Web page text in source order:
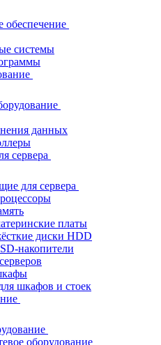
обеспечение
системы
данных
сервера
для сервера
платы
диски HDD
накопители
шкафов и стоек
оборудование